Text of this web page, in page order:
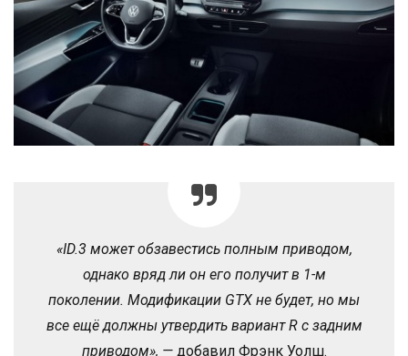
«ID.3 может обзавестись полным приводом,
однако вряд ли он его получит в 1-м
поколении. Модификации GTX не будет, но мы
все ещё должны утвердить вариант R с задним
приводом», — добавил Фрэнк Уолш.